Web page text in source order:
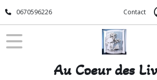
0670596226 Contact
Au Coeur des